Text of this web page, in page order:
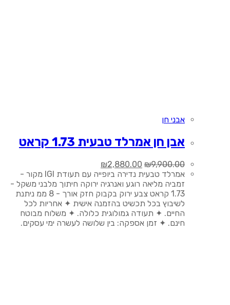
אבני חן
אבן חן אמרלד טבעית 1.73 קראט
₪9,900.00
המחיר
המקורי
היה:
₪9,900.00.
₪2,880.00
הנוכחי
הוא:
₪2,880.00.
אמרלד טבעית נדירה ביופייה עם תעודת IGI מקור -
זמביה מליאה רוגע ואנרגיה ירוקה חיתוך מלבני משקל -
1.73 קראט צבע ירוק בקבוק חזק אורך - 8 ממ ניתנת
לשיבוץ בכל תכשיט בהזמנה אישית ✦ אחריות לכל
החיים. ✦ תעודה גמולוגית כלולה. ✦ משלוח מבוטח
חינם. ✦ זמן אספקה: בין שלושה לעשרה ימי עסקים.